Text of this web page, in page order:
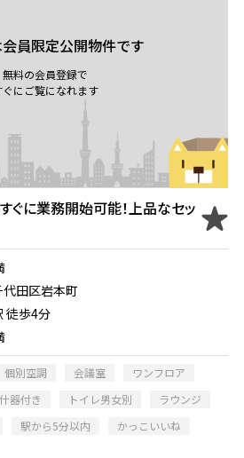
員限定公開物件です
無料の会員登録で
ぐにご覧になれます
ぐに業務開始可能！上品なセッ
田区岩本町
徒歩4分
個別空調 会議室
ワンフロア
什器付き トイレ男女別
ラウンジ
駅から5分以内
かっこいいね